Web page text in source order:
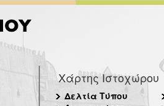
Χάρτης Ιστοχώρου
Δελτία Τύπου